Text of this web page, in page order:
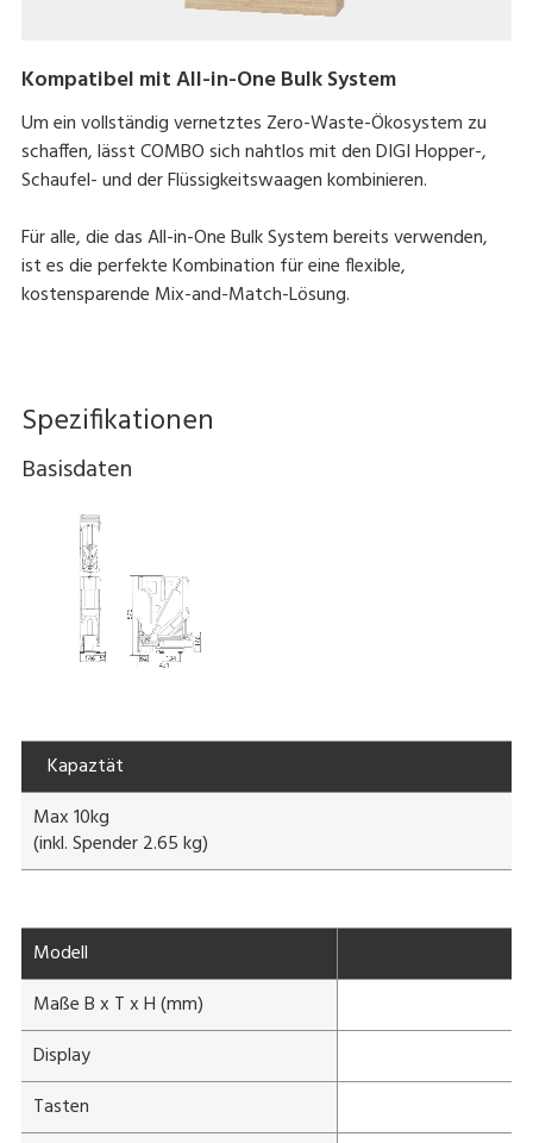
Kompatibel mit All-in-One Bulk System
Um ein vollständig vernetztes Zero-Waste-Ökosystem zu
schaffen, lässt COMBO sich nahtlos mit den DIGI Hopper-,
Schaufel- und der Flüssigkeitswaagen kombinieren.
Für alle, die das All-in-One Bulk System bereits verwenden,
ist es die perfekte Kombination für eine flexible,
kostensparende Mix-and-Match-Lösung.
Spezifikationen
Basisdaten
Kapaztät
Max 10kg
(inkl. Spender 2.65 kg)
Modell
Maße B x T x H (mm)
Display
Tasten